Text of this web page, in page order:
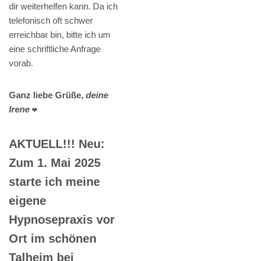
dir weiterhelfen kann. Da ich
telefonisch oft schwer
erreichbar bin, bitte ich um
eine schriftliche Anfrage
vorab.
Ganz liebe Grüße, deine
Irene ❤️
AKTUELL!!! Neu:
Zum 1. Mai 2025
starte ich meine
eigene
Hypnosepraxis vor
Ort im schönen
Talheim bei